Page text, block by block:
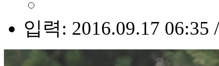
입력: 2016.09.17 06:35